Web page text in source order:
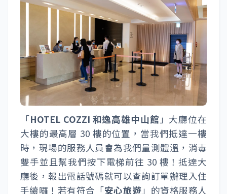
「HOTEL COZZI 和逸高雄中山館」大廳位在
大樓的最高層 30 樓的位置，當我們抵達一樓
時，現場的服務人員會為我們量測體溫，消毒
雙手並且幫我們按下電梯前往 30 樓！抵達大
廳後，報出電話號碼就可以查詢訂單辦理入住
手續囉！若有符合「安心旅遊」的資格服務人